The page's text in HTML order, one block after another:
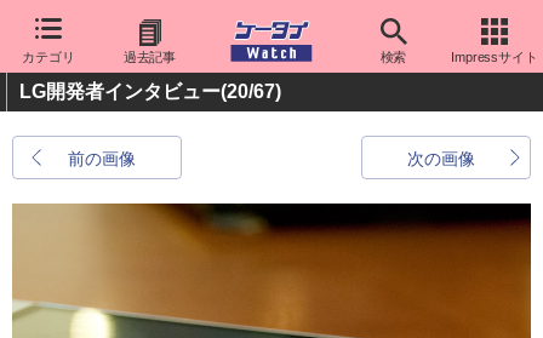
カテゴリ 過去記事 検索 Impressサイト
LG開発者インタビュー(20/67)
前の画像 次の画像